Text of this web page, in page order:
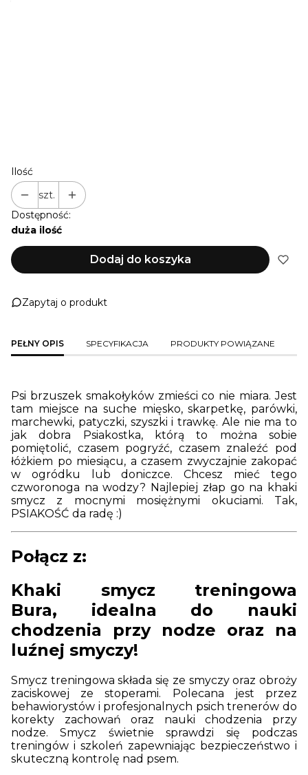
Ilość
szt.
Dostępność:
duża ilość
Dodaj do koszyka
Zapytaj o produkt
PEŁNY OPIS SPECYFIKACJA PRODUKTY POWIĄZANE
Psi brzuszek smakołyków zmieści co nie miara. Jest
tam miejsce na suche mięsko, skarpetkę, parówki,
marchewki, patyczki, szyszki i trawkę. Ale nie ma to
jak dobra Psiakostka, którą to można sobie
pomiętolić, czasem pogryźć, czasem znaleźć pod
łóżkiem po miesiącu, a czasem zwyczajnie zakopać
w ogródku lub doniczce. Chcesz mieć tego
czworonoga na wodzy? Najlepiej złap go na khaki
smycz z mocnymi mosiężnymi okuciami. Tak,
PSIAKOŚĆ da radę :)
Połącz z:
Khaki smycz treningowa
Bura, idealna do nauki
chodzenia przy nodze oraz na
luźnej smyczy!
Smycz treningowa składa się ze smyczy oraz obroży
zaciskowej ze stoperami. Polecana jest przez
behawiorystów i profesjonalnych psich trenerów do
korekty zachowań oraz nauki chodzenia przy
nodze. Smycz świetnie sprawdzi się podczas
treningów i szkoleń zapewniając bezpieczeństwo i
skuteczną kontrolę nad psem.